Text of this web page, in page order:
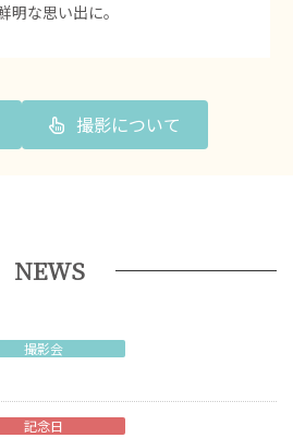
明な思い出に。
撮影について
NEWS
撮影会
記念日